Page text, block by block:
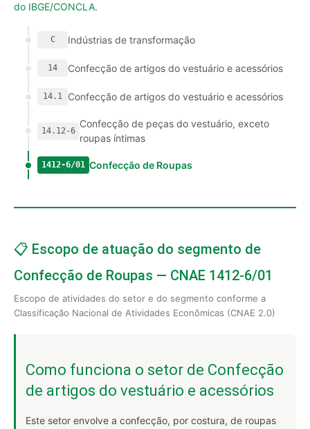
do IBGE/CONCLA.
C Indústrias de transformação
14 Confecção de artigos do vestuário e acessórios
14.1 Confecção de artigos do vestuário e acessórios
14.12-6
Confecção de peças do vestuário, exceto
roupas íntimas
1412-6/01 Confecção de Roupas
📋 Escopo de atuação do segmento de
Confecção de Roupas — CNAE 1412-6/01
Escopo de atividades do setor e do segmento conforme a
Classificação Nacional de Atividades Econômicas (CNAE 2.0)
Como funciona o setor de Confecção
de artigos do vestuário e acessórios
Este setor envolve a confecção, por costura, de roupas